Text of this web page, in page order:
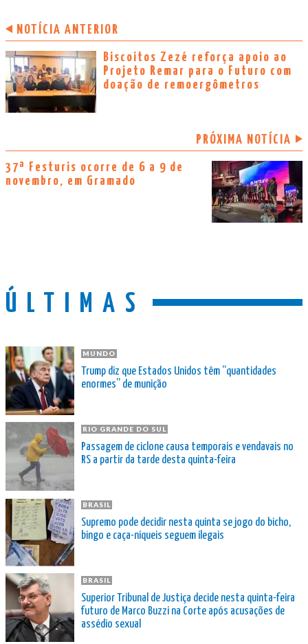
NOTÍCIA ANTERIOR
Biscoitos Zezé reforça apoio ao
Projeto Remar para o Futuro com
doação de remoergômetros
PRÓXIMA NOTÍCIA
37ª Festuris ocorre de 6 a 9 de
novembro, em Gramado
ÚLTIMAS
MUNDO
Trump diz que Estados Unidos têm “quantidades
enormes” de munição
RIO GRANDE DO SUL
Passagem de ciclone causa temporais e vendavais no
RS a partir da tarde desta quinta-feira
BRASIL
Supremo pode decidir nesta quinta se jogo do bicho,
bingo e caça-níqueis seguem ilegais
BRASIL
Superior Tribunal de Justiça decide nesta quinta-feira
futuro de Marco Buzzi na Corte após acusações de
assédio sexual